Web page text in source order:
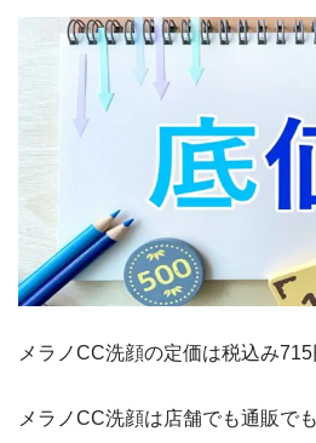
メラノCC洗顔の定価は税込み715
メラノCC洗顔は店舗でも通販で